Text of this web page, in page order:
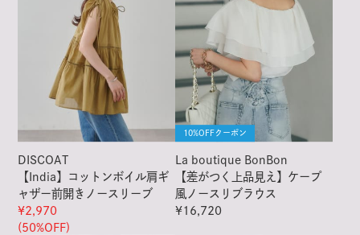
DISCOAT
【India】コットンボイル肩ギ
ャザー前開きノースリーブ
¥2,970
(50%OFF)
10%OFFクーポン
La boutique BonBon
【差がつく上品見え】ケープ
風ノースリブラウス
¥16,720